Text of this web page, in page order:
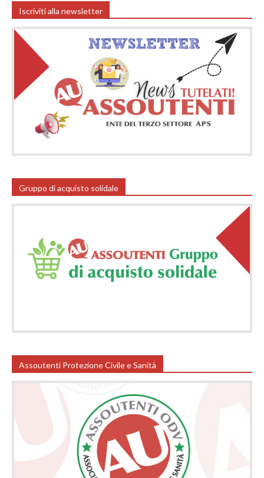
Iscriviti alla newsletter
Gruppo di acquisto solidale
Assoutenti Protezione Civile e Sanità